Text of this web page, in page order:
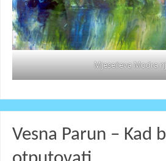
Mjesečeva Modra
Vesna Parun – Kad